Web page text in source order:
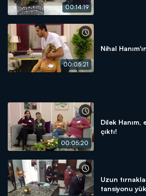
00:14:19
00:05:21
Nihal
00:05:20
Dilek
çıktı!
Uzun
tansiyonu